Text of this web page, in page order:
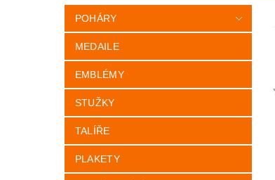
VŠEOBECNÉ OBCHODNÍ PODMÍNKY.
POHÁRY
MEDAILE
EMBLÉMY
STUŽKY
TALÍŘE
PLAKETY